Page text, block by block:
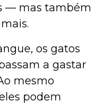
— mas também
os gatos
a gastar
mesmo
podem